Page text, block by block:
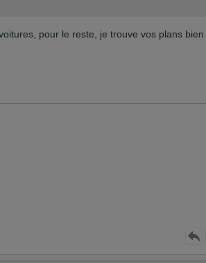
pour le reste, je trouve vos plans bien